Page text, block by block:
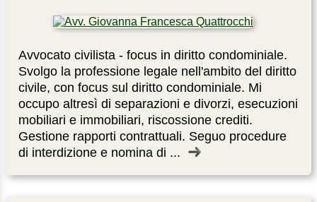
Avvocato civilista - focus in diritto condominiale.
Svolgo la professione legale nell'ambito del diritto
civile, con focus sul diritto condominiale. Mi
occupo altresì di separazioni e divorzi, esecuzioni
mobiliari e immobiliari, riscossione crediti.
Gestione rapporti contrattuali. Seguo procedure
di interdizione e nomina di ...